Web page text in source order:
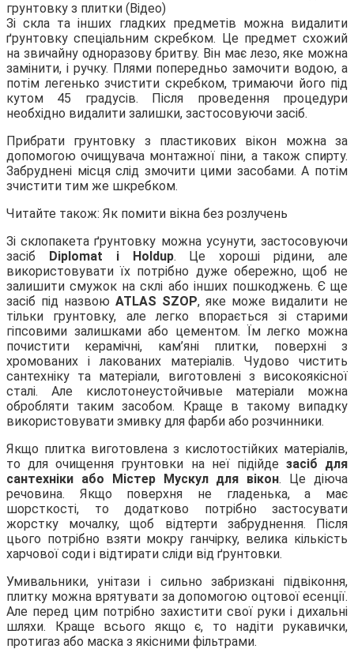
Зі скла та інших гладких предметів можна видалити
ґрунтовку спеціальним скребком. Це предмет схожий
на звичайну одноразову бритву. Він має лезо, яке можна
замінити, і ручку. Плями попередньо замочити водою, а
потім легенько зчистити скребком, тримаючи його під
кутом 45 градусів. Після проведення процедури
необхідно видалити залишки, застосовуючи засіб.
Прибрати грунтовку з пластикових вікон можна за
допомогою очищувача монтажної піни, а також спирту.
Забруднені місця слід змочити цими засобами. А потім
зчистити тим же шкребком.
Читайте також: Як помити вікна без розлучень
Зі склопакета ґрунтовку можна усунути, застосовуючи
засіб Diplomat і Holdup. Це хороші рідини, але
використовувати їх потрібно дуже обережно, щоб не
залишити смужок на склі або інших пошкоджень. Є ще
засіб під назвою ATLAS SZOP, яке може видалити не
тільки грунтовку, але легко впорається зі старими
гіпсовими залишками або цементом. Їм легко можна
почистити керамічні, кам’яні плитки, поверхні з
хромованих і лакованих матеріалів. Чудово чистить
сантехніку та матеріали, виготовлені з високоякісної
сталі. Але кислотонеустойчивые матеріали можна
обробляти таким засобом. Краще в такому випадку
використовувати змивку для фарби або розчинники.
Якщо плитка виготовлена з кислотостійких матеріалів,
то для очищення грунтовки на неї підійде засіб для
сантехніки або Містер Мускул для вікон. Це діюча
речовина. Якщо поверхня не гладенька, а має
шорсткості, то додатково потрібно застосувати
жорстку мочалку, щоб відтерти забруднення. Після
цього потрібно взяти мокру ганчірку, велика кількість
харчової соди і відтирати сліди від ґрунтовки.
Умивальники, унітази і сильно забризкані підвіконня,
плитку можна врятувати за допомогою оцтової есенції.
Але перед цим потрібно захистити свої руки і дихальні
шляхи. Краще всього якщо є, то надіти рукавички,
протигаз або маска з якісними фільтрами.